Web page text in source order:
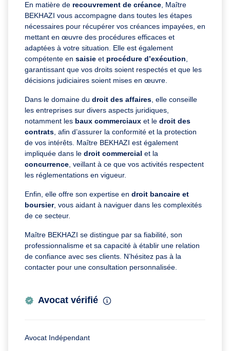
En matière de recouvrement de créance, Maître
BEKHAZI vous accompagne dans toutes les étapes
nécessaires pour récupérer vos créances impayées, en
mettant en œuvre des procédures efficaces et
adaptées à votre situation. Elle est également
compétente en saisie et procédure d’exécution,
garantissant que vos droits soient respectés et que les
décisions judiciaires soient mises en œuvre.
Dans le domaine du droit des affaires, elle conseille
les entreprises sur divers aspects juridiques,
notamment les baux commerciaux et le droit des
contrats, afin d’assurer la conformité et la protection
de vos intérêts. Maître BEKHAZI est également
impliquée dans le droit commercial et la
concurrence, veillant à ce que vos activités respectent
les réglementations en vigueur.
Enfin, elle offre son expertise en droit bancaire et
boursier, vous aidant à naviguer dans les complexités
de ce secteur.
Maître BEKHAZI se distingue par sa fiabilité, son
professionnalisme et sa capacité à établir une relation
de confiance avec ses clients. N’hésitez pas à la
contacter pour une consultation personnalisée.
Avocat vérifié
Avocat Indépendant